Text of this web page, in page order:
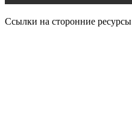
Ссылки на сторонние ресурсы